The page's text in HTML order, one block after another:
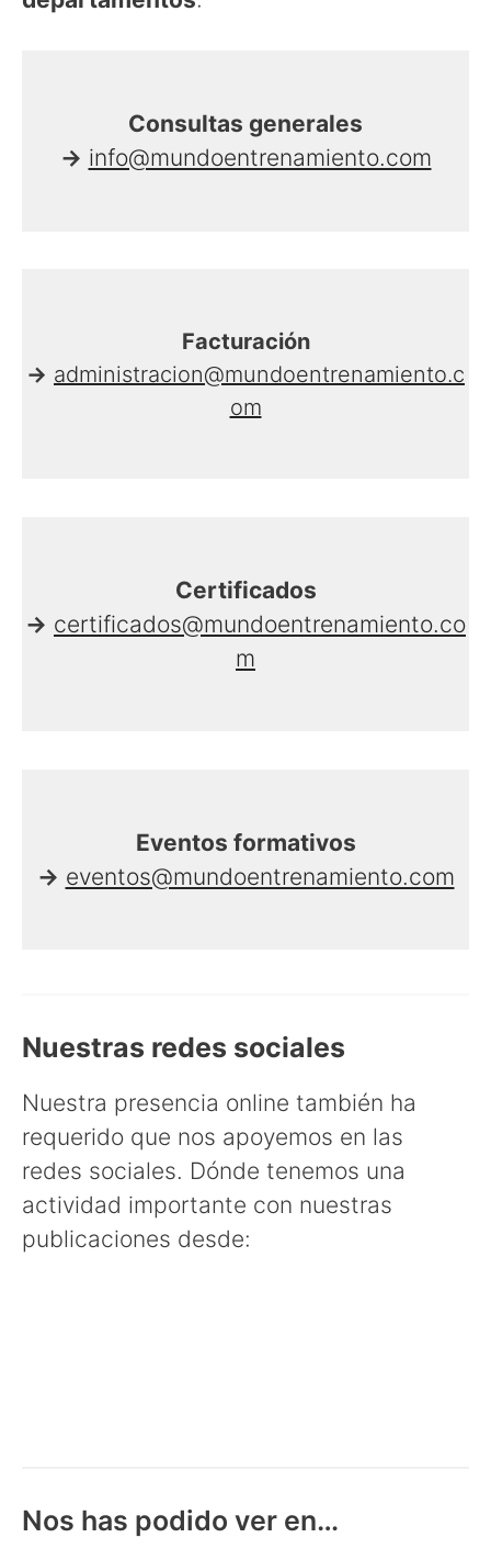
Consultas generales
→ info@mundoentrenamiento.com
Facturación
→ administracion@mundoentrenamiento.c
om
Certificados
→ certificados@mundoentrenamiento.co
m
Eventos formativos
→ eventos@mundoentrenamiento.com
Nuestras redes sociales
Nuestra presencia online también ha
requerido que nos apoyemos en las
redes sociales. Dónde tenemos una
actividad importante con nuestras
publicaciones desde:
Nos has podido ver en…